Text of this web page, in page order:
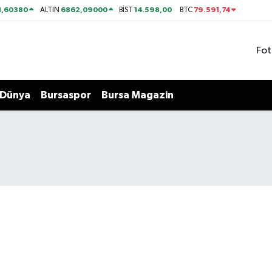
ALTIN 6862,09000 BİST14.598,00 BTC 79.591,74
Dünya Bursaspor Bursa Magazin